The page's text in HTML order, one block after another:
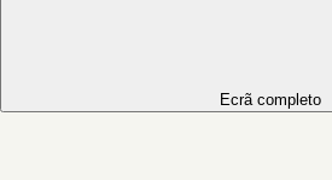
Ecrã completo